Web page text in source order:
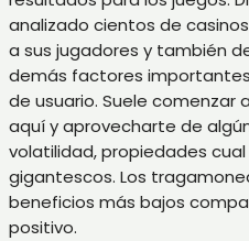
analizado cientos de
a sus jugadores y también
demás factores
de usuario. Suele comenzar
aquí y aprovecharte de
volatilidad, propiedades
gigantescos. Los
beneficios más bajos
positivo.